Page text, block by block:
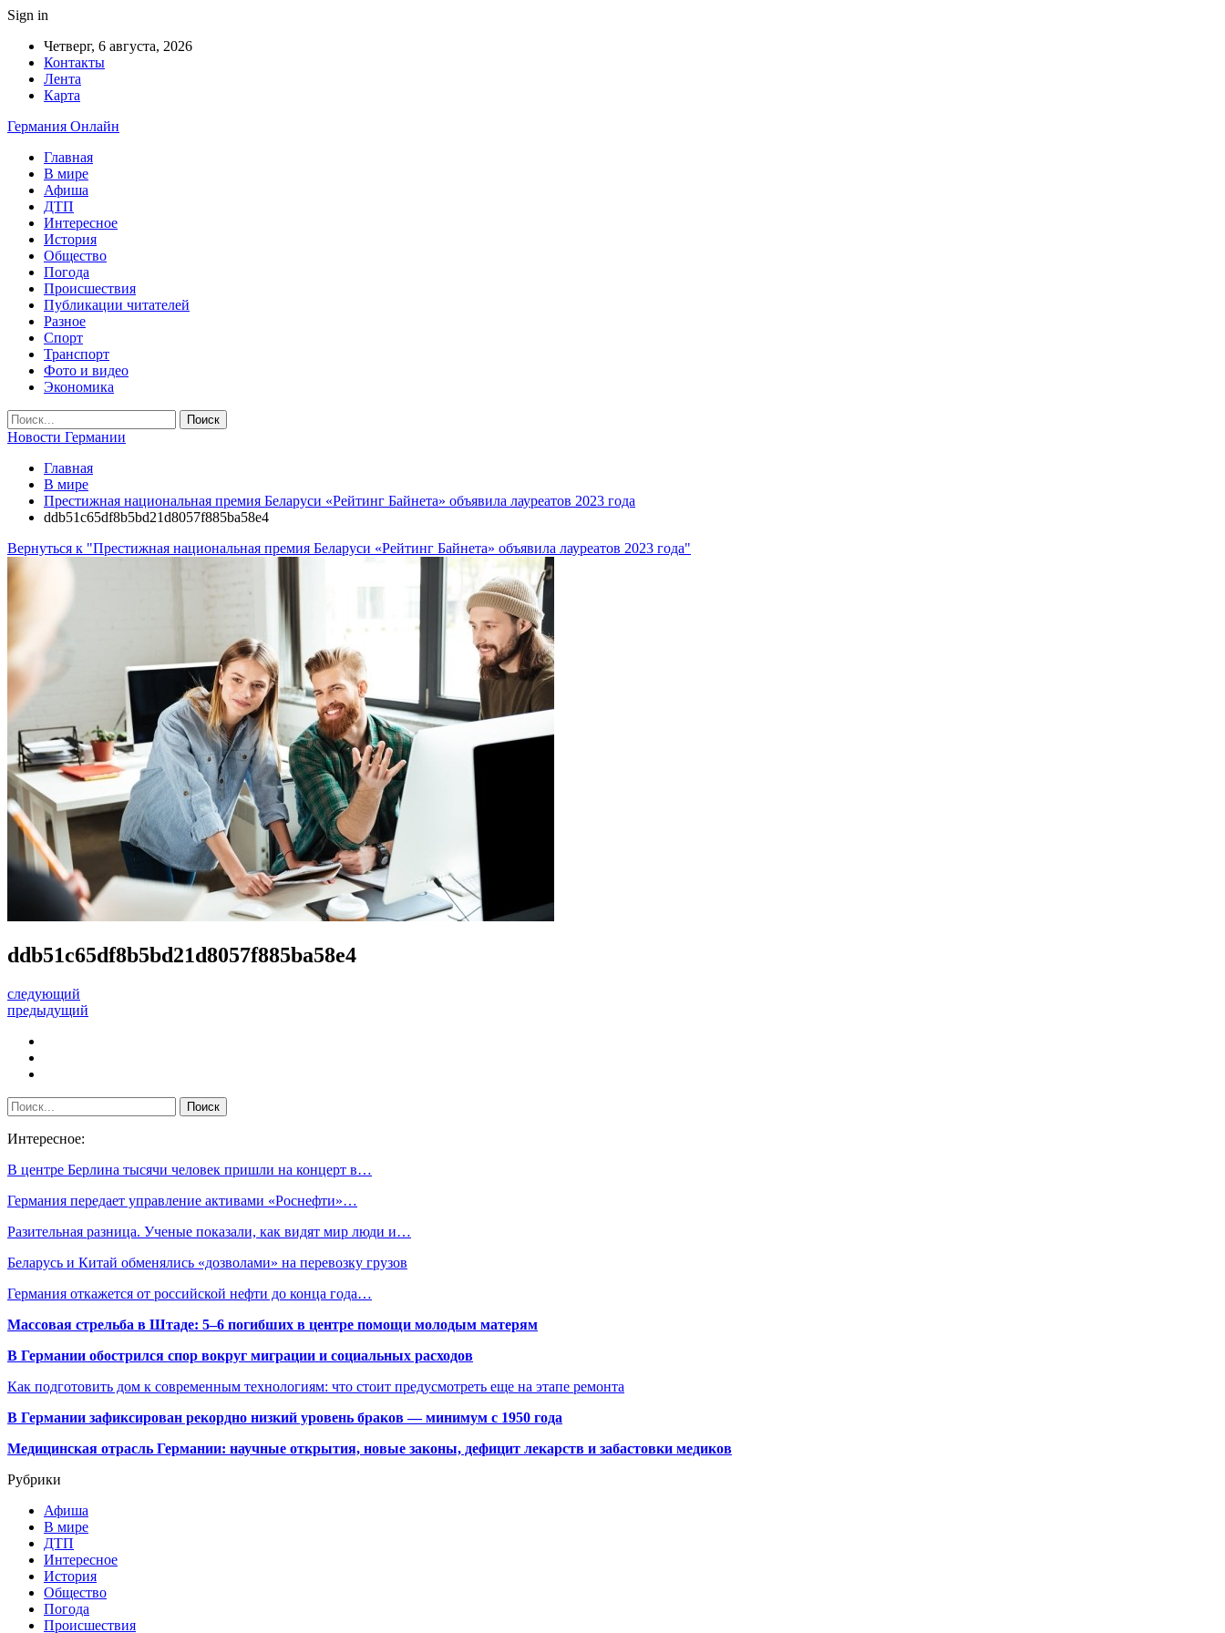
Sign in
Четверг, 6 августа, 2026
Контакты
Лента
Карта
Германия Онлайн
Главная
В мире
Афиша
ДТП
Интересное
История
Общество
Погода
Происшествия
Публикации читателей
Разное
Спорт
Транспорт
Фото и видео
Экономика
Новости Германии
Главная
В мире
Престижная национальная премия Беларуси «Рейтинг Байнета» объявила лауреатов 2023 года
ddb51c65df8b5bd21d8057f885ba58e4
Вернуться к "Престижная национальная премия Беларуси «Рейтинг Байнета» объявила лауреатов 2023 года"
ddb51c65df8b5bd21d8057f885ba58e4
следующий
предыдущий
Интересное:
В центре Берлина тысячи человек пришли на концерт в…
Германия передает управление активами «Роснефти»…
Разительная разница. Ученые показали, как видят мир люди и…
Беларусь и Китай обменялись «дозволами» на перевозку грузов
Германия откажется от российской нефти до конца года…
Массовая стрельба в Штаде: 5–6 погибших в центре помощи молодым матерям
В Германии обострился спор вокруг миграции и социальных расходов
Как подготовить дом к современным технологиям: что стоит предусмотреть еще на этапе ремонта
В Германии зафиксирован рекордно низкий уровень браков — минимум с 1950 года
Медицинская отрасль Германии: научные открытия, новые законы, дефицит лекарств и забастовки медиков
Рубрики
Афиша
В мире
ДТП
Интересное
История
Общество
Погода
Происшествия